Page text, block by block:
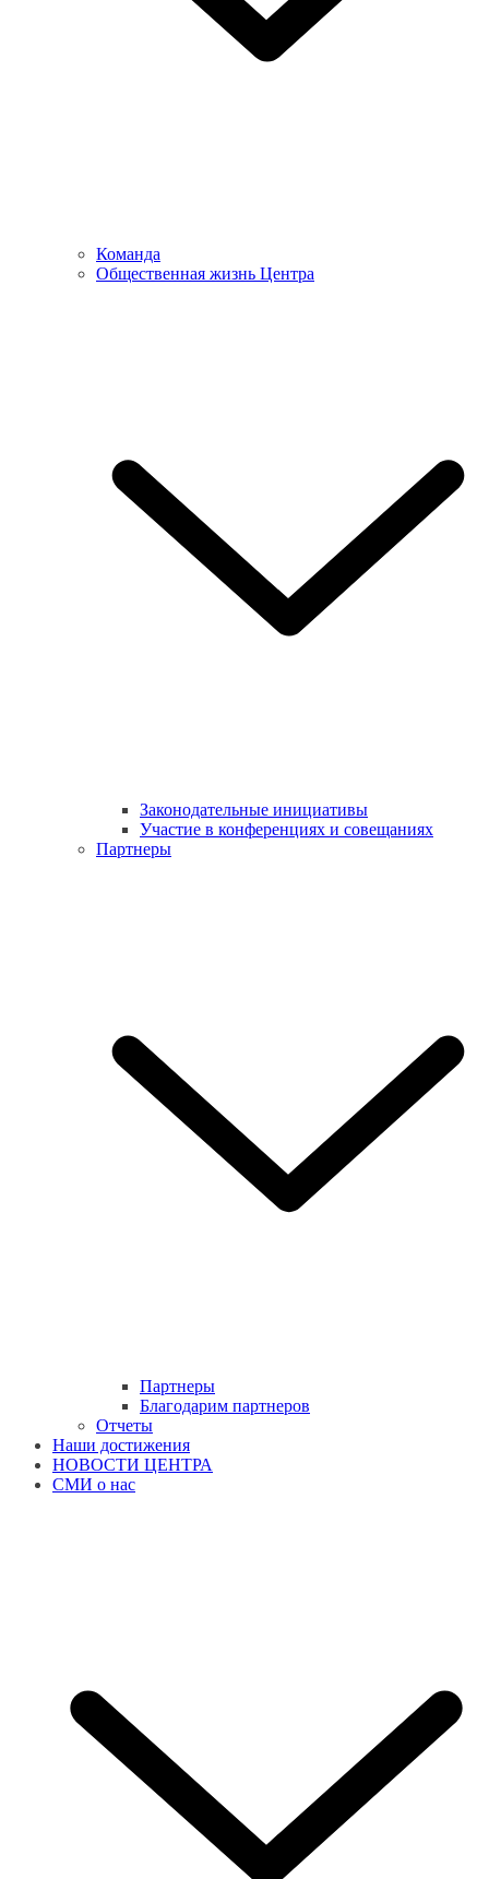
Команда
Общественная жизнь Центра
Законодательные инициативы
Участие в конференциях и совещаниях
Партнеры
Партнеры
Благодарим партнеров
Отчеты
Наши достижения
НОВОСТИ ЦЕНТРА
СМИ о нас